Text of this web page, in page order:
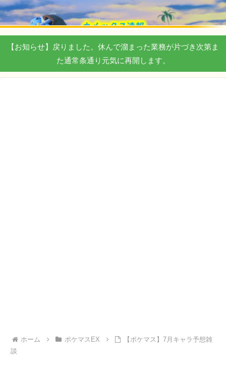
【お知らせ】戻りました。休んで溜まった業務が片づき次第ま
た通常条通り元気に再開します。
ホーム ポケマスEX
【ポケマス】7月キャラ予想雑
談